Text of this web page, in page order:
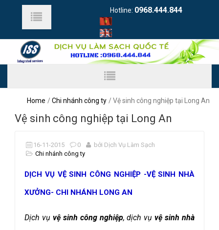
Hotline: 0968.444.844
Home Chi nhánh công ty Vệ sinh công nghiệp tại Long An
Vệ sinh công nghiệp tại Long An
16-11-2015 0
bởi Dịch Vụ Làm Sạch
Chi nhánh công ty
DỊCH VỤ VỆ SINH CÔNG NGHIỆP -VỆ SINH NHÀ
XƯỞNG- CHI NHÁNH LONG AN
Dịch vụ vệ sinh công nghiệp, dịch vụvệ sinh nhà